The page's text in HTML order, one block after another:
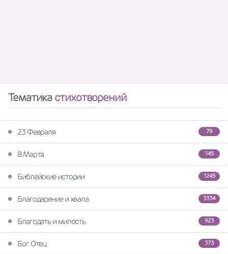
Тематикастихотворений
79
23 Февраля
145
8 Марта
1245
Библейские истории
3334
Благодарение и хвала
923
Благодать и милость
373
Бог Отец